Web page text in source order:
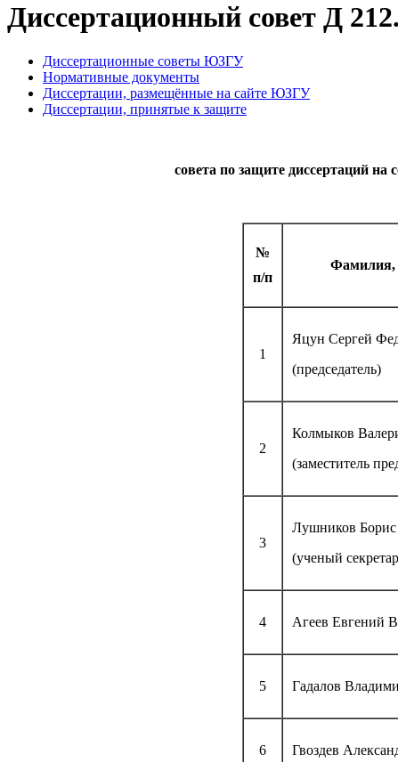
Диссертационный совет Д
Диссертационные советы ЮЗГУ
Нормативные документы
Диссертации, размещённые на сайте ЮЗГУ
Диссертации, принятые к защите
совета по защите диссертаций на
№
п/п
Фамилия,
1
Яцун Сергей
(председатель)
2
Колмыков
(заместитель
3
Лушников
(ученый
4 Агеев Евгений
5 Гадалов
6 Гвоздев